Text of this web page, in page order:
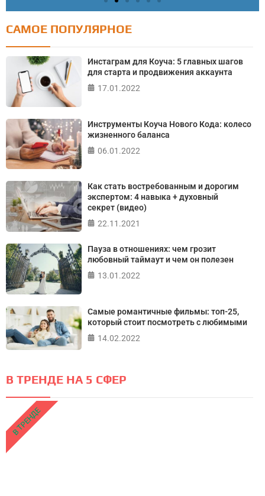
Тест: Как я контролирую свою жизнь?
Онлайн тест на основе шкалы локуса контроля
Джулиана Роттера
САМОЕ ПОПУЛЯРНОЕ
Инстаграм для Коуча: 5 главных шагов
для старта и продвижения аккаунта
17.01.2022
Инструменты Коуча Нового Кода: колесо
жизненного баланса
06.01.2022
Как стать востребованным и дорогим
экспертом: 4 навыка + духовный
секрет (видео)
22.11.2021
Пауза в отношениях: чем грозит
любовный таймаут и чем он полезен
13.01.2022
Самые романтичные фильмы: топ-25,
который стоит посмотреть с любимыми
14.02.2022
В ТРЕНДЕ НА 5 СФЕР
В ТРЕНДЕ